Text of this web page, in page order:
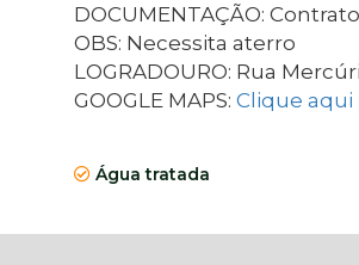
DOCUMENTAÇÃO: Contrato
OBS: Necessita aterro
LOGRADOURO: Rua
GOOGLE MAPS: Clique aqui
Água tratada